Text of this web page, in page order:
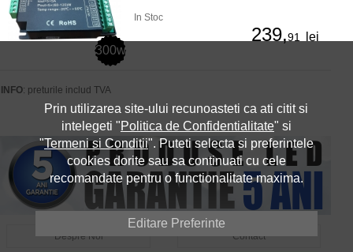
300w
In Stoc
239,91 lei
INFO: preturile includ TVA
Despre Noi Contact
Prin utilizarea site-ului recunoasteti ca ati citit si
intelegeti "Politica de Confidentialitate" si
"Termeni si Conditii". Puteti selecta si preferintele
cookies dorite sau sa continuati cu cele
recomandate pentru o functionalitate maxima.
Editare Preferinte